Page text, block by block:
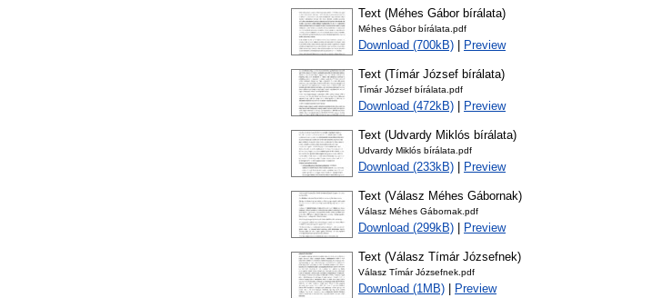
Text (Méhes Gábor bírálata)
Méhes Gábor bírálata.pdf
Download (700kB) Preview
Text (Tímár József bírálata)
Tímár József bírálata.pdf
Download (472kB) Preview
Text (Udvardy Miklós bírálata)
Udvardy Miklós bírálata.pdf
Download (233kB) Preview
Text (Válasz Méhes Gábornak)
Válasz Méhes Gábornak.pdf
Download (299kB) Preview
Text (Válasz Tímár Józsefnek)
Válasz Tímár Józsefnek.pdf
Download (1MB) Preview